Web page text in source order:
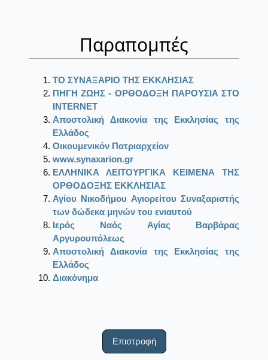
Παραπομπές
ΤΟ ΣΥΝΑΞΑΡΙΟ ΤΗΣ ΕΚΚΛΗΣΙΑΣ
ΠΗΓΗ ΖΩΗΣ - ΟΡΘΟΔΟΞΗ ΠΑΡΟΥΣΙΑ ΣΤΟ
ΙΝΤΕRΝΕΤ
Αποστολική Διακονία της Εκκλησίας της
Ελλάδος
Οικουμενικόν Πατριαρχείον
www.synaxarion.gr
ΕΛΛΗΝΙΚΑ ΛΕΙΤΟΥΡΓΙΚΑ ΚΕΙΜΕΝΑ ΤΗΣ
ΟΡΘΟΔΟΞΗΣ ΕΚΚΛΗΣΙΑΣ
Αγίου Νικοδήμου Αγιορείτου Συναξαριστής
των δώδεκα μηνών του ενιαυτού
Ιερός Ναός Αγίας Βαρβάρας
Αργυρουπόλεως
Αποστολική Διακονία της Εκκλησίας της
Ελλάδος
Διακόνημα
Επιστροφή